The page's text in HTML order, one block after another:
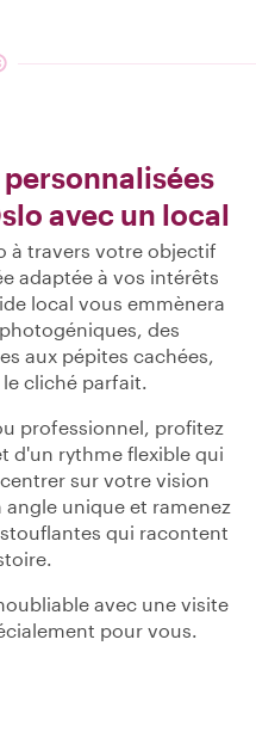
avec un local
à travers votre objectif
adaptée à vos intérêts
local vous emmènera
des
aux pépites cachées,
cliché parfait.
professionnel, profitez
d'un rythme flexible qui
sur votre vision
unique et ramenez
qui racontent
avec une visite
pour vous.